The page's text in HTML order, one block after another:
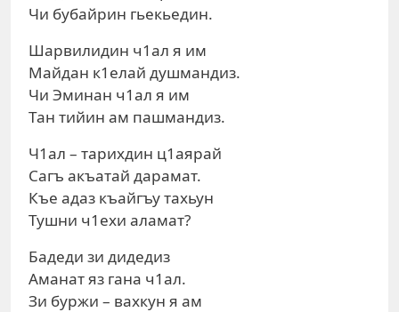
Чи бубайрин гьекьедин.
Шарвилидин ч1ал я им
Майдан к1елай душмандиз.
Чи Эминан ч1ал я им
Тан тийин ам пашмандиз.
Ч1ал – тарихдин ц1аярай
Сагъ акъатай дарамат.
Къе адаз къайгъу тахьун
Тушни ч1ехи аламат?
Бадеди зи дидедиз
Аманат яз гана ч1ал.
Зи буржи – вахкун я ам